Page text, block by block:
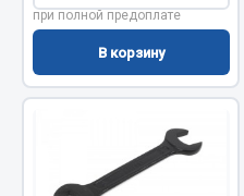
Амортизаторы для
при полной предоплате
В корзину